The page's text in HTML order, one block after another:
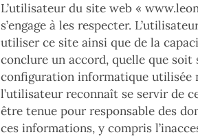
L’utilisateur du site web «
s’engage à les respecter.
utiliser ce site ainsi que de la
conclure un accord, quelle que soit
configuration informatique utilisée
l’utilisateur reconnaît se servir de
être tenue pour responsable des
ces informations, y compris